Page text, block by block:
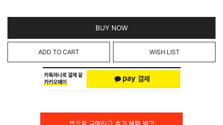
BUY NOW
ADD TO CART WISH LIST